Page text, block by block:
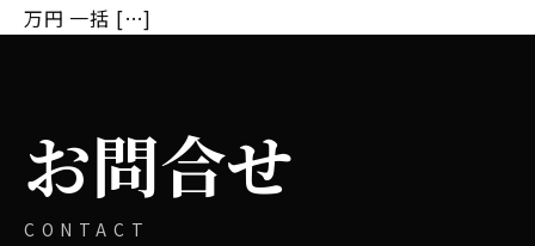
万円 一括 […]
お問合せ
CONTACT